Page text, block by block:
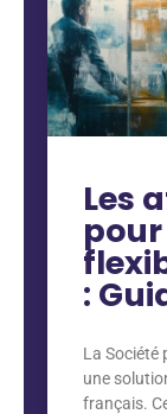
Les
:
La Société
une
français.